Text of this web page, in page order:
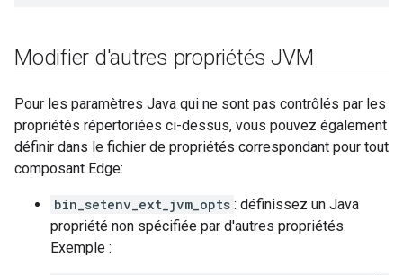
Modifier d'autres propriétés JVM
Pour les paramètres Java qui ne sont pas contrôlés par les
propriétés répertoriées ci-dessus, vous pouvez également
définir dans le fichier de propriétés correspondant pour tout
composant Edge:
bin_setenv_ext_jvm_opts : définissez un Java
propriété non spécifiée par d'autres propriétés.
Exemple :